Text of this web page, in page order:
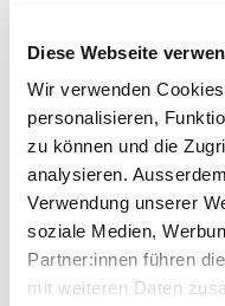
Diese Webseite
Wir verwenden
personalisieren,
zu können und die
analysieren.
Verwendung unserer
soziale Medien,
Partner:innen führen
mit weiteren Daten
Stahl
bleiben!
Bern)
Mo. 21. Okt. 24